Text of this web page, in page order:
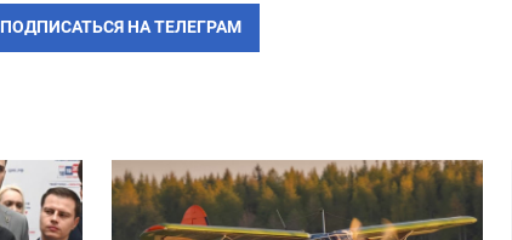
ПОДПИСАТЬСЯ НА ТЕЛЕГРАМ